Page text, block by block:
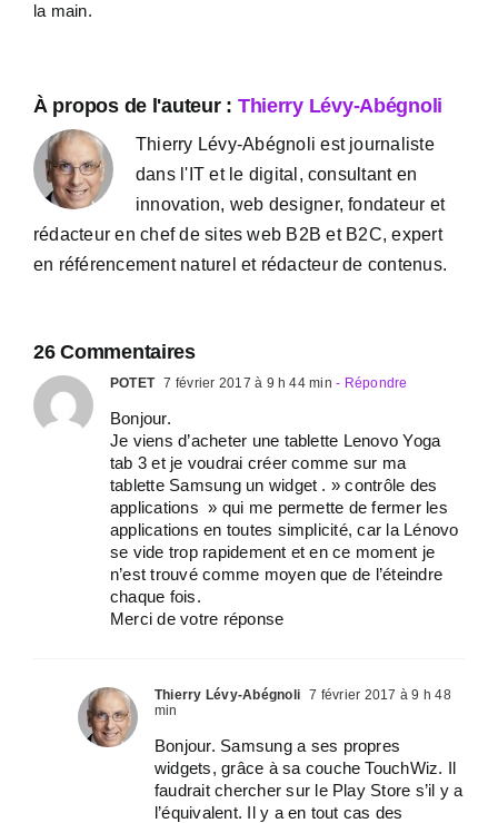
la main.
À propos de l'auteur : Thierry Lévy-Abégnoli
Thierry Lévy-Abégnoli est journaliste
dans l'IT et le digital, consultant en
innovation, web designer, fondateur et
rédacteur en chef de sites web B2B et B2C, expert
en référencement naturel et rédacteur de contenus.
26 Commentaires
POTET 7 février 2017 à 9 h 44 min - Répondre
Bonjour.
Je viens d’acheter une tablette Lenovo Yoga
tab 3 et je voudrai créer comme sur ma
tablette Samsung un widget . » contrôle des
applications » qui me permette de fermer les
applications en toutes simplicité, car la Lénovo
se vide trop rapidement et en ce moment je
n’est trouvé comme moyen que de l’éteindre
chaque fois.
Merci de votre réponse
Thierry Lévy-Abégnoli 7 février 2017 à 9 h 48
min
Bonjour. Samsung a ses propres
widgets, grâce à sa couche TouchWiz. Il
faudrait chercher sur le Play Store s’il y a
l’équivalent. Il y a en tout cas des